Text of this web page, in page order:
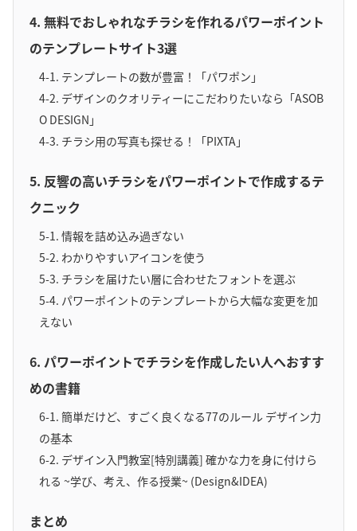
4. 無料でおしゃれなチラシを作れるパワーポイント
のテンプレートサイト3選
4-1. テンプレートの数が豊富！「パワポン」
4-2. デザインのクオリティーにこだわりたいなら「ASOB
O DESIGN」
4-3. チラシ用の写真も探せる！「PIXTA」
5. 反響の高いチラシをパワーポイントで作成するテ
クニック
5-1. 情報を詰め込み過ぎない
5-2. わかりやすいアイコンを使う
5-3. チラシを届けたい層に合わせたフォントを選ぶ
5-4. パワーポイントのテンプレートから大幅な変更を加
えない
6. パワーポイントでチラシを作成したい人へおすす
めの書籍
6-1. 簡単だけど、すごく良くなる77のルール デザイン力
の基本
6-2. デザイン入門教室[特別講義] 確かな力を身に付けら
れる ~学び、考え、作る授業~ (Design&IDEA)
まとめ